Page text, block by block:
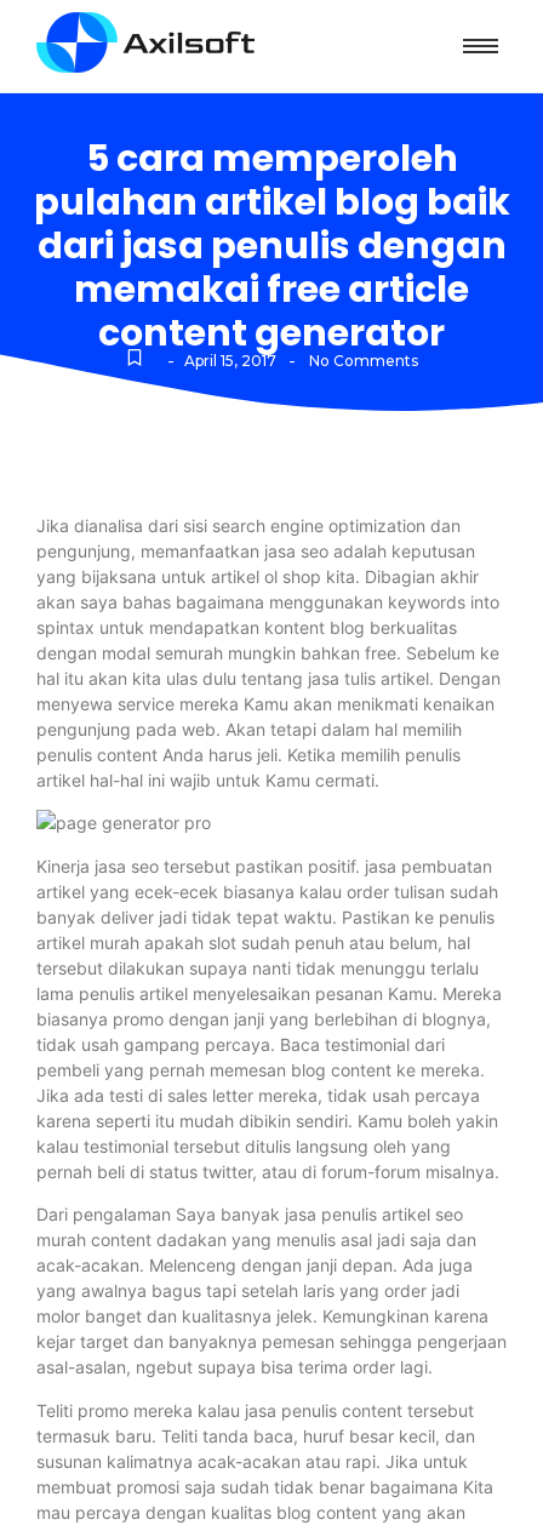
5 cara memperoleh
pulahan artikel blog baik
dari jasa penulis dengan
memakai free article
content generator
- April 15, 2017 - No Comments
Jika dianalisa dari sisi search engine optimization dan
pengunjung, memanfaatkan jasa seo adalah keputusan
yang bijaksana untuk artikel ol shop kita. Dibagian akhir
akan saya bahas bagaimana menggunakan keywords into
spintax untuk mendapatkan kontent blog berkualitas
dengan modal semurah mungkin bahkan free. Sebelum ke
hal itu akan kita ulas dulu tentang jasa tulis artikel. Dengan
menyewa service mereka Kamu akan menikmati kenaikan
pengunjung pada web. Akan tetapi dalam hal memilih
penulis content Anda harus jeli. Ketika memilih penulis
artikel hal-hal ini wajib untuk Kamu cermati.
Kinerja jasa seo tersebut pastikan positif. jasa pembuatan
artikel yang ecek-ecek biasanya kalau order tulisan sudah
banyak deliver jadi tidak tepat waktu. Pastikan ke penulis
artikel murah apakah slot sudah penuh atau belum, hal
tersebut dilakukan supaya nanti tidak menunggu terlalu
lama penulis artikel menyelesaikan pesanan Kamu. Mereka
biasanya promo dengan janji yang berlebihan di blognya,
tidak usah gampang percaya. Baca testimonial dari
pembeli yang pernah memesan blog content ke mereka.
Jika ada testi di sales letter mereka, tidak usah percaya
karena seperti itu mudah dibikin sendiri. Kamu boleh yakin
kalau testimonial tersebut ditulis langsung oleh yang
pernah beli di status twitter, atau di forum-forum misalnya.
Dari pengalaman Saya banyak jasa penulis artikel seo
murah content dadakan yang menulis asal jadi saja dan
acak-acakan. Melenceng dengan janji depan. Ada juga
yang awalnya bagus tapi setelah laris yang order jadi
molor banget dan kualitasnya jelek. Kemungkinan karena
kejar target dan banyaknya pemesan sehingga pengerjaan
asal-asalan, ngebut supaya bisa terima order lagi.
Teliti promo mereka kalau jasa penulis content tersebut
termasuk baru. Teliti tanda baca, huruf besar kecil, dan
susunan kalimatnya acak-acakan atau rapi. Jika untuk
membuat promosi saja sudah tidak benar bagaimana Kita
mau percaya dengan kualitas blog content yang akan